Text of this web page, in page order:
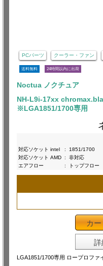
PCパーツ クーラー・ファン
送料無料 24時間以内に出荷
Noctua ノクチュア
NH-L9i-17xx
※LGA1851/1700専用
対応ソケット intel
:
1851/1700
対応ソケット AMD :
非対応
エアフロー
: トップフロー
カー
詳
LGA1851/1700専用 ロープロフ